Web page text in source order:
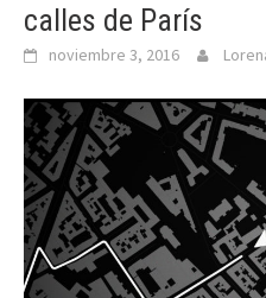
calles de París
noviembre 3, 2016